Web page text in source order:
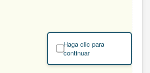
Haga clic para
continuar